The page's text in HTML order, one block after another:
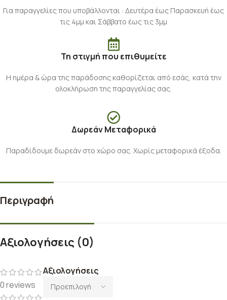
Για παραγγελίες που υποβάλλονται : Δευτέρα έως Παρασκευή έως
τις 4μμ και Σάββατο έως τις 3μμ
Τη στιγμή που επιθυμείτε
Η ημέρα & ώρα της παράδοσης καθορίζεται από εσάς, κατά την
ολοκλήρωση της παραγγελίας σας.
Δωρεάν Μεταφορικά
Παραδίδουμε δωρεάν στο χώρο σας. Χωρίς μεταφορικά έξοδα.
Περιγραφή
Αξιολογήσεις (0)
0 reviews
Αξιολογήσεις